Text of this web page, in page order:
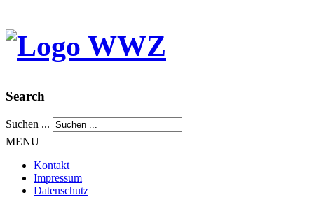
Search
Suchen ...
MENU
Kontakt
Impressum
Datenschutz